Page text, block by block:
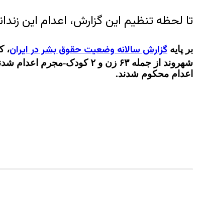
تا لحظه تنظیم این گزارش، اعدام این
بر پایه گزارش سالانه وضعیت حقوق بشر در ایران
اعدام محکوم شدند.